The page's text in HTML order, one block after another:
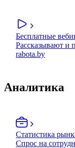
Бесплатные
Рассказывают и
rabota.by
Аналитика
Статистика
Спрос на